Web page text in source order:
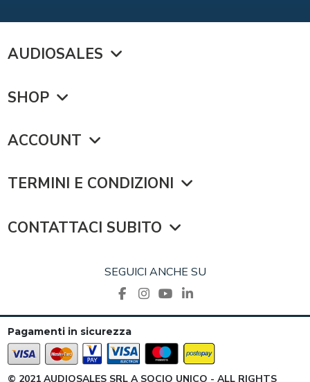
AUDIOSALES
SHOP
ACCOUNT
TERMINI E CONDIZIONI
CONTATTACI SUBITO
SEGUICI ANCHE SU
Pagamenti in sicurezza
© 2021 AUDIOSALES SRL A SOCIO UNICO - ALL RIGHTS